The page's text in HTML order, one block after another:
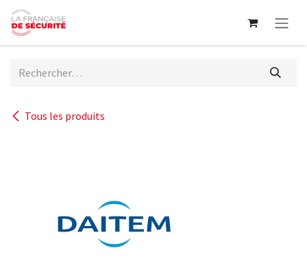
Se rendre au contenu
Tous les produits